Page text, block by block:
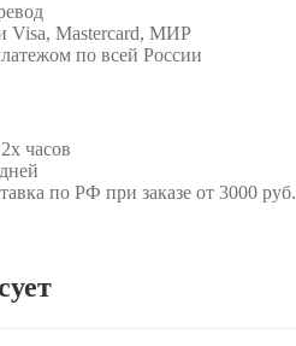
Visa, Mastercard, МИР
по всей России
часов
по РФ при заказе от 3000 руб.